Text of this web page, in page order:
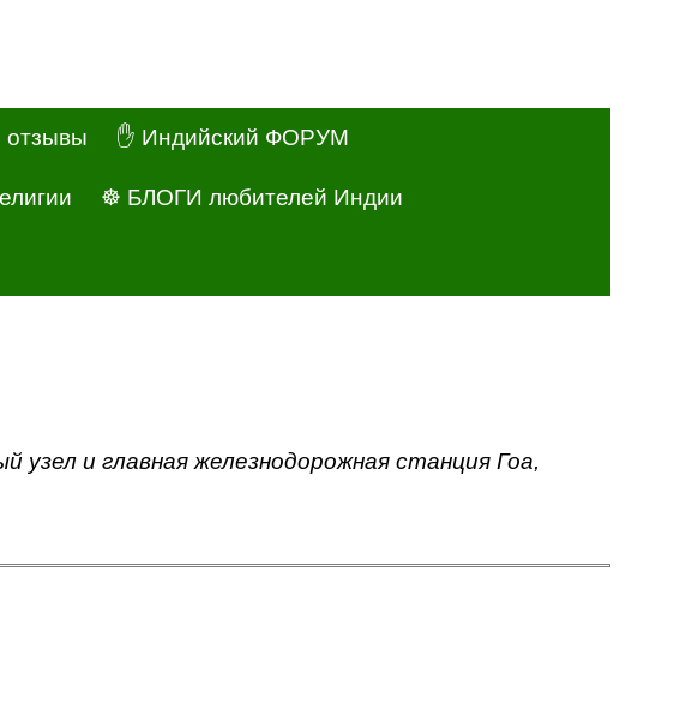
✋ Индийский ФОРУМ
☸ БЛОГИ любителей Индии
и главная железнодорожная станция Гоа,